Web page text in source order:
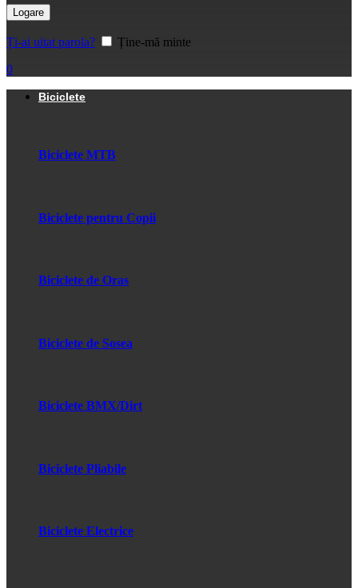
Logare
Ți-ai uitat parola?
Ține-mă minte
0
Biciclete
Biciclete MTB
Biciclete pentru Copii
Biciclete de Oras
Biciclete de Sosea
Biciclete BMX/Dirt
Biciclete Pliabile
Biciclete Electrice